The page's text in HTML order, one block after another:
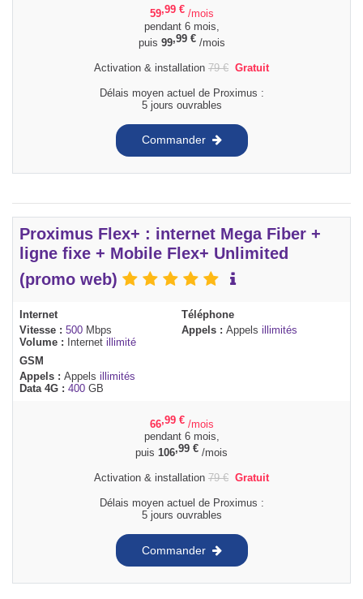
59,99 € /mois
pendant 6 mois,
puis 99,99 €/mois
Activation & installation 79€ Gratuit
Délais moyen actuel de Proximus :
5 jours ouvrables
Commander
Proximus Flex+ : internet Mega Fiber +
ligne fixe + Mobile Flex+ Unlimited
(promo web)
Internet
Vitesse : 500 Mbps
Volume :
Internet illimité
Téléphone
Appels : Appels illimités
GSM
Appels : Appels illimités
Data 4G : 400 GB
66,99 € /mois
pendant 6 mois,
puis 106,99 € /mois
Activation & installation 79€ Gratuit
Délais moyen actuel de Proximus :
5 jours ouvrables
Commander